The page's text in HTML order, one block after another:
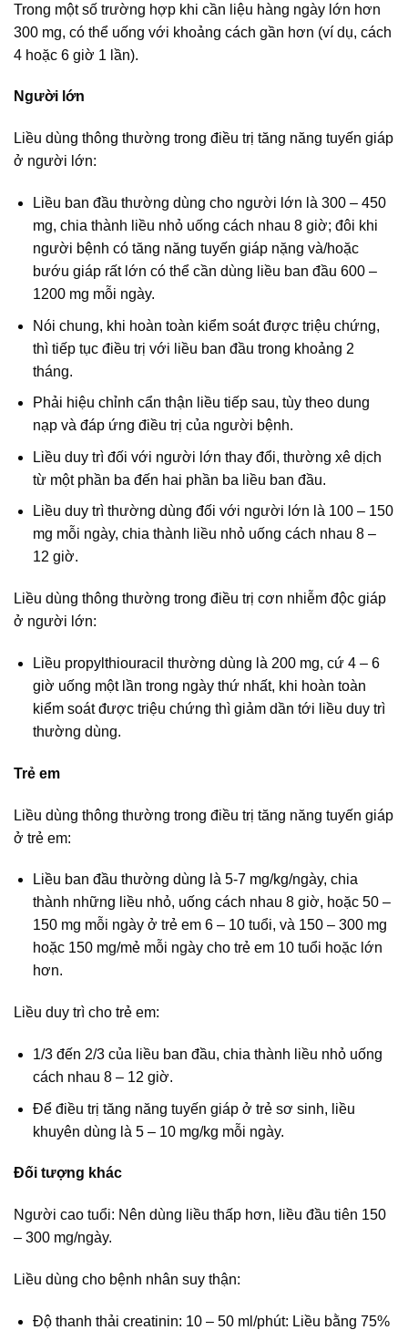
Trong một số trường hợp khi cần liệu hàng ngày lớn hơn
300 mg, có thể uống với khoảng cách gần hơn (ví dụ, cách
4 hoặc 6 giờ 1 lần).
Người lớn
Liều dùng thông thường trong điều trị tăng năng tuyến giáp
ở người lớn:
Liều ban đầu thường dùng cho người lớn là 300 – 450
mg, chia thành liều nhỏ uống cách nhau 8 giờ; đôi khi
người bệnh có tăng năng tuyến giáp nặng và/hoặc
bướu giáp rất lớn có thể cần dùng liều ban đầu 600 –
1200 mg mỗi ngày.
Nói chung, khi hoàn toàn kiểm soát được triệu chứng,
thì tiếp tục điều trị với liều ban đầu trong khoảng 2
tháng.
Phải hiệu chỉnh cẩn thận liều tiếp sau, tùy theo dung
nạp và đáp ứng điều trị của người bệnh.
Liều duy trì đối với người lớn thay đổi, thường xê dịch
từ một phần ba đến hai phần ba liều ban đầu.
Liều duy trì thường dùng đối với người lớn là 100 – 150
mg mỗi ngày, chia thành liều nhỏ uống cách nhau 8 –
12 giờ.
Liều dùng thông thường trong điều trị cơn nhiễm độc giáp
ở người lớn:
Liều propylthiouracil thường dùng là 200 mg, cứ 4 – 6
giờ uống một lần trong ngày thứ nhất, khi hoàn toàn
kiểm soát được triệu chứng thì giảm dần tới liều duy trì
thường dùng.
Trẻ em
Liều dùng thông thường trong điều trị tăng năng tuyến giáp
ở trẻ em:
Liều ban đầu thường dùng là 5-7 mg/kg/ngày, chia
thành những liều nhỏ, uống cách nhau 8 giờ, hoặc 50 –
150 mg mỗi ngày ở trẻ em 6 – 10 tuổi, và 150 – 300 mg
hoặc 150 mg/mẻ mỗi ngày cho trẻ em 10 tuổi hoặc lớn
hơn.
Liều duy trì cho trẻ em:
1/3 đến 2/3 của liều ban đầu, chia thành liều nhỏ uống
cách nhau 8 – 12 giờ.
Để điều trị tăng năng tuyến giáp ở trẻ sơ sinh, liều
khuyên dùng là 5 – 10 mg/kg mỗi ngày.
Đối tượng khác
Người cao tuổi: Nên dùng liều thấp hơn, liều đầu tiên 150
– 300 mg/ngày.
Liều dùng cho bệnh nhân suy thận:
Độ thanh thải creatinin: 10 – 50 ml/phút: Liều bằng 75%